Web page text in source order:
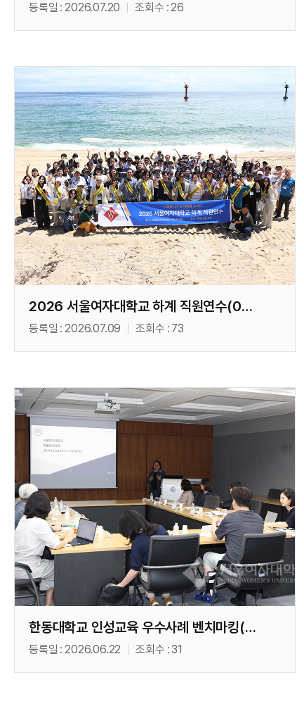
등록일 2026.07.20 조회수 26
2026 서울여자대학교 하계 직원연수(06. 24)
등록일 2026.07.09 조회수 73
한동대학교 인성교육 우수사례 벤치마킹(06. 16)
등록일 2026.06.22 조회수 31